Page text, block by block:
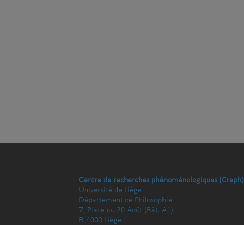
Centre de recherches phénoménologiques (Creph)
Université de Liège
Département de Philosophie
7, Place du 20-Août (Bât. A1)
B-4000 Liège